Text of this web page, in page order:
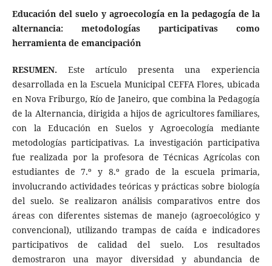
Educación del suelo y agroecología en la pedagogía de la
alternancia: metodologías participativas como
herramienta de emancipación
RESUMEN. Este artículo presenta una experiencia
desarrollada en la Escuela Municipal CEFFA Flores, ubicada
en Nova Friburgo, Río de Janeiro, que combina la Pedagogía
de la Alternancia, dirigida a hijos de agricultores familiares,
con la Educación en Suelos y Agroecología mediante
metodologías participativas. La investigación participativa
fue realizada por la profesora de Técnicas Agrícolas con
estudiantes de 7.º y 8.º grado de la escuela primaria,
involucrando actividades teóricas y prácticas sobre biología
del suelo. Se realizaron análisis comparativos entre dos
áreas con diferentes sistemas de manejo (agroecológico y
convencional), utilizando trampas de caída e indicadores
participativos de calidad del suelo. Los resultados
demostraron una mayor diversidad y abundancia de